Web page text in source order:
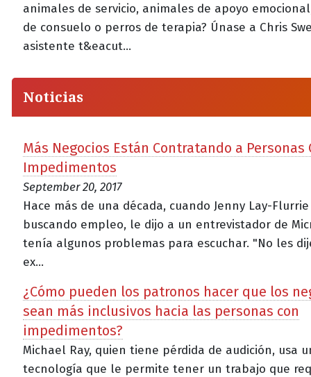
animales de servicio, animales de apoyo
de consuelo o perros de terapia? Únase a Chris
asistente t&eacut...
Noticias
Más Negocios Están Contratando a Personas
Impedimentos
September 20, 2017
Hace más de una década, cuando Jenny Lay-
buscando empleo, le dijo a un entrevistador de
tenía algunos problemas para escuchar. "No les
ex...
¿Cómo pueden los patronos hacer que los
sean más inclusivos hacia las personas con
impedimentos?
Michael Ray, quien tiene pérdida de audición, usa
tecnología que le permite tener un trabajo que